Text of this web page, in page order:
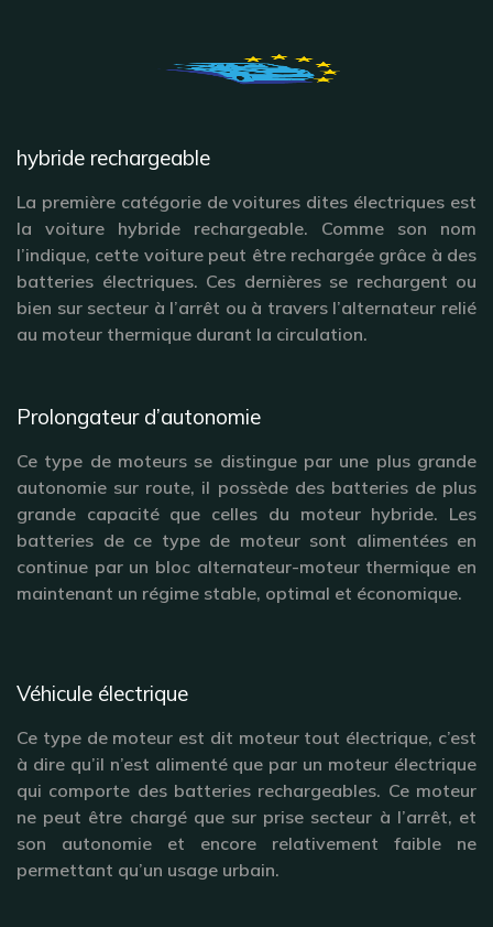
hybride rechargeable
La première catégorie de voitures dites électriques est
la voiture hybride rechargeable. Comme son nom
l’indique, cette voiture peut être rechargée grâce à des
batteries électriques. Ces dernières se rechargent ou
bien sur secteur à l’arrêt ou à travers l’alternateur relié
au moteur thermique durant la circulation.
Prolongateur d’autonomie
Ce type de moteurs se distingue par une plus grande
autonomie sur route, il possède des batteries de plus
grande capacité que celles du moteur hybride. Les
batteries de ce type de moteur sont alimentées en
continue par un bloc alternateur-moteur thermique en
maintenant un régime stable, optimal et économique.
Véhicule électrique
Ce type de moteur est dit moteur tout électrique, c’est
à dire qu’il n’est alimenté que par un moteur électrique
qui comporte des batteries rechargeables. Ce moteur
ne peut être chargé que sur prise secteur à l’arrêt, et
son autonomie et encore relativement faible ne
permettant qu’un usage urbain.